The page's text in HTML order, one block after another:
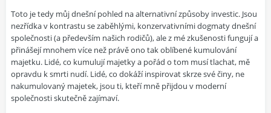
Toto je tedy můj dnešní pohled na alternativní způsoby investic. Jsou
nezřídka v kontrastu se zaběhlými, konzervativními dogmaty dnešní
společnosti (a především našich rodičů), ale z mé zkušenosti fungují a
přinášejí mnohem více než právě ono tak oblíbené kumulování
majetku. Lidé, co kumulují majetky a pořád o tom musí tlachat, mě
opravdu k smrti nudí. Lidé, co dokáží inspirovat skrze své činy, ne
nakumulovaný majetek, jsou ti, kteří mně přijdou v moderní
společnosti skutečně zajímaví.